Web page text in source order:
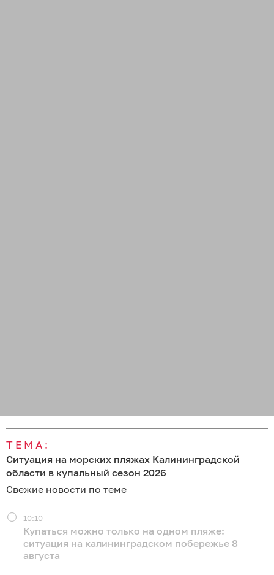
ТЕМА:
Ситуация на морских пляжах Калининградской
области в купальный сезон 2026
Свежие новости по теме
Купаться можно только на одном пляже:
ситуация на калининградском побережье 8
августа
10:10